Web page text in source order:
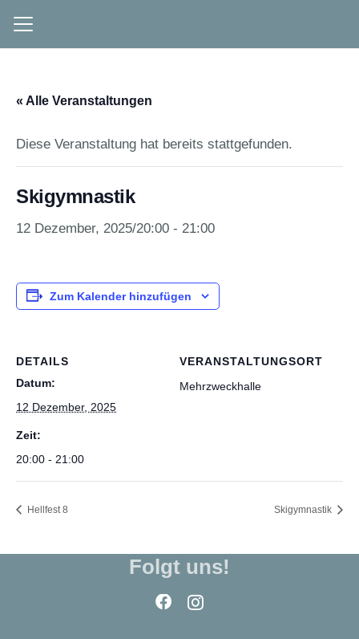
« Alle Veranstaltungen
Diese Veranstaltung hat bereits stattgefunden.
Skigymnastik
12 Dezember, 2025/20:00 - 21:00
Zum Kalender hinzufügen
DETAILS
Datum:
12 Dezember, 2025
Zeit:
20:00 - 21:00
VERANSTALTUNGSORT
Mehrzweckhalle
Hellfest 8 Skigymnastik
Folgt uns!